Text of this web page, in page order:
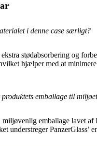
i denne case særligt?
stødabsorbering og
hjælper med at
emballage til
miljøvenlig emballage lavet af
understreger PanzerGlass’